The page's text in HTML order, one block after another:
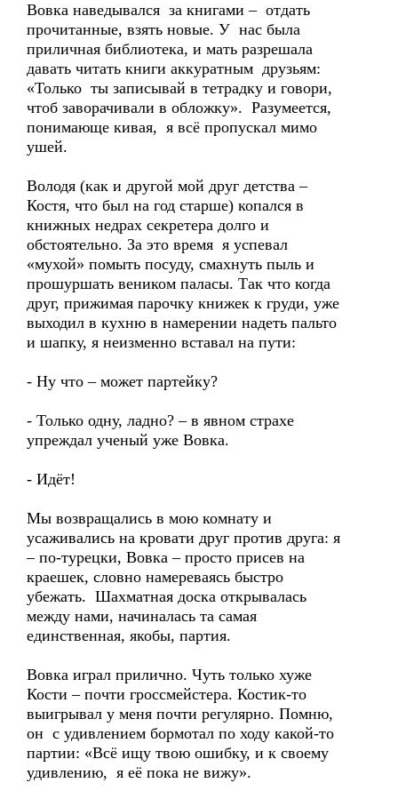
Вовка наведывался за книгами – отдать
прочитанные, взять новые. У нас была
приличная библиотека, и мать разрешала
давать читать книги аккуратным друзьям:
«Только ты записывай в тетрадку и говори,
чтоб заворачивали в обложку». Разумеется,
понимающе кивая, я всё пропускал мимо
ушей.
Володя (как и другой мой друг детства –
Костя, что был на год старше) копался в
книжных недрах секретера долго и
обстоятельно. За это время я успевал
«мухой» помыть посуду, смахнуть пыль и
прошуршать веником паласы. Так что когда
друг, прижимая парочку книжек к груди, уже
выходил в кухню в намерении надеть пальто
и шапку, я неизменно вставал на пути:
- Ну что – может партейку?
- Только одну, ладно? – в явном страхе
упреждал ученый уже Вовка.
- Идёт!
Мы возвращались в мою комнату и
усаживались на кровати друг против друга: я
– по-турецки, Вовка – просто присев на
краешек, словно намереваясь быстро
убежать. Шахматная доска открывалась
между нами, начиналась та самая
единственная, якобы, партия.
Вовка играл прилично. Чуть только хуже
Кости – почти гроссмейстера. Костик-то
выигрывал у меня почти регулярно. Помню,
он с удивлением бормотал по ходу какой-то
партии: «Всё ищу твою ошибку, и к своему
удивлению, я её пока не вижу».